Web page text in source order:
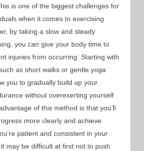
is one of the biggest challenges for
when it comes to exercising
by taking a slow and steady
you can give your body time to
injuries from occurring. Starting with
as short walks or gentle yoga
you to gradually build up your
without overexerting yourself
of this method is that you’ll
more clearly and achieve
patient and consistent in your
may be difficult at first not to push